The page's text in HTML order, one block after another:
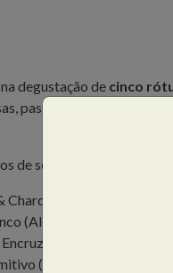
degustação de cinco
passando pelo
de seus respectivos
(Tejo) – R$
(Alentejo) – R$ 290,00
(Dão) – R$ 320,00
(Vinhos Verdes) – R$